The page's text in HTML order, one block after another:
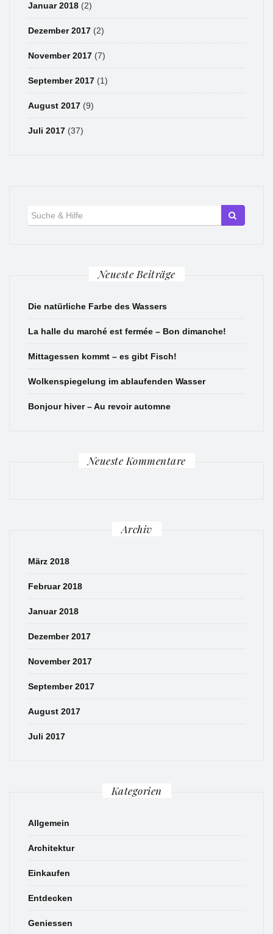
Januar 2018 (2)
Dezember 2017 (2)
November 2017 (7)
September 2017 (1)
August 2017 (9)
Juli 2017 (37)
für:
Neueste Beiträge
Die natürliche Farbe des Wassers
La halle du marché est fermée – Bon dimanche!
Mittagessen kommt – es gibt Fisch!
Wolkenspiegelung im ablaufenden Wasser
Bonjour hiver – Au revoir automne
Neueste Kommentare
Archiv
März 2018
Februar 2018
Januar 2018
Dezember 2017
November 2017
September 2017
August 2017
Juli 2017
Kategorien
Allgemein
Architektur
Einkaufen
Entdecken
Geniessen